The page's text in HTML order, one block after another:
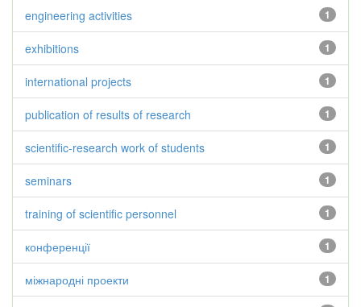
1
engineering activities
1
exhibitions
1
international projects
1
publication of results of research
1
scientific-research work of students
1
seminars
1
training of scientific personnel
1
конференції
1
міжнародні проекти